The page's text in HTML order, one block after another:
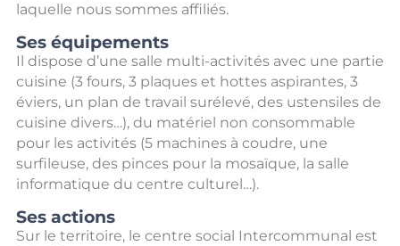
laquelle nous sommes affiliés.
Ses équipements
Il dispose d’une salle multi-activités avec une partie
cuisine (3 fours, 3 plaques et hottes aspirantes, 3
éviers, un plan de travail surélevé, des ustensiles de
cuisine divers…), du matériel non consommable
pour les activités (5 machines à coudre, une
surfileuse, des pinces pour la mosaïque, la salle
informatique du centre culturel…).
Ses actions
Sur le territoire, le centre social Intercommunal est